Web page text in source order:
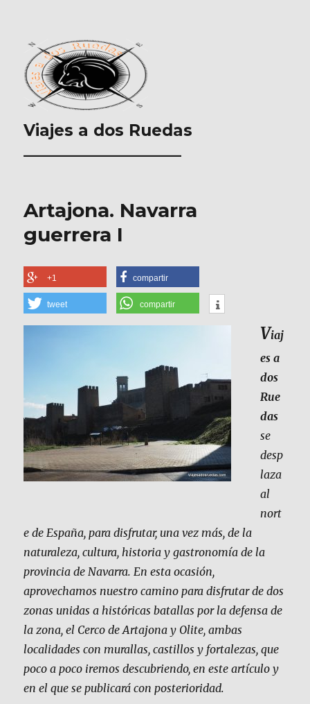
Viajes a dos Ruedas
___________________
Artajona. Navarra
guerrera I
+1 compartir
tweet compartir
Viaj
es a
dos
Rue
das
se
desp
laza
al
nort
e de España, para disfrutar, una vez más, de la
naturaleza, cultura, historia y gastronomía de la
provincia de Navarra. En esta ocasión,
aprovechamos nuestro camino para disfrutar de dos
zonas unidas a históricas batallas por la defensa de
la zona, el Cerco de Artajona y Olite, ambas
localidades con murallas, castillos y fortalezas, que
poco a poco iremos descubriendo, en este artículo y
en el que se publicará con posterioridad.